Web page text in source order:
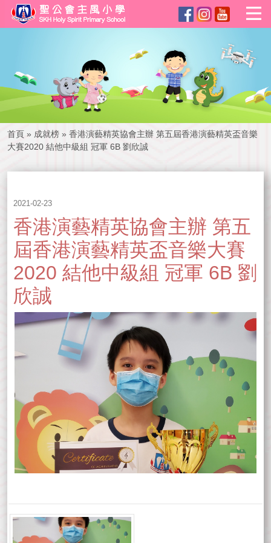
首頁 » 成就榜 » 香港演藝精英協會主辦 第五屆香港演藝精英盃音樂
大賽2020 結他中級組 冠軍 6B 劉欣誠
2021-02-23
香港演藝精英協會主辦 第五
屆香港演藝精英盃音樂大賽
2020 結他中級組 冠軍 6B 劉
欣誠